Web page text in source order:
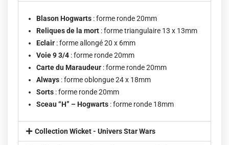
Blason Hogwarts : forme ronde 20mm
Reliques de la mort : forme triangulaire 13 x 13mm
Eclair : forme allongé 20 x 6mm
Voie 9 3/4 : forme ronde 20mm
Carte du Maraudeur : forme ronde 20mm
Always : forme oblongue 24 x 18mm
Sorts : forme ronde 20mm
Sceau “H” – Hogwarts : forme ronde 18mm
Collection Wicket - Univers Star Wars